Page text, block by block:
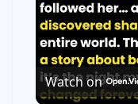
Watch on